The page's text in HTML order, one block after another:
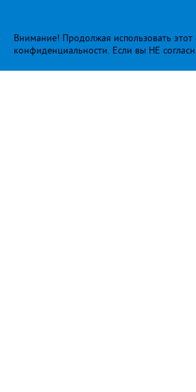
Внимание! Продолжая использовать
конфиденциальности. Если вы НЕ